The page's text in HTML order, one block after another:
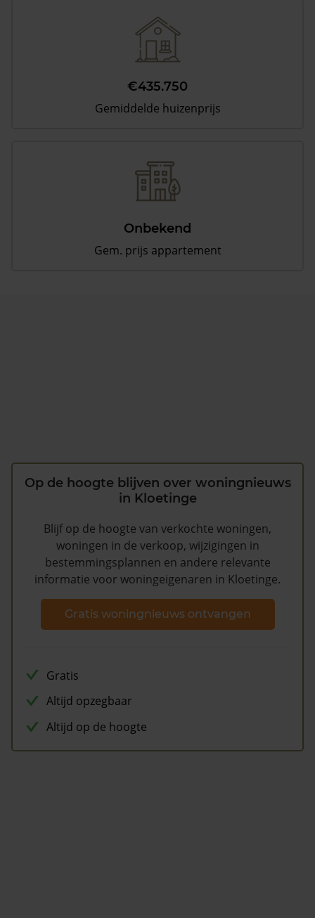
€435.750
Gemiddelde huizenprijs
Onbekend
Gem. prijs appartement
Op de hoogte blijven over woningnieuws
in Kloetinge
Blijf op de hoogte van verkochte woningen,
woningen in de verkoop, wijzigingen in
bestemmingsplannen en andere relevante
informatie voor woningeigenaren in Kloetinge.
Gratis woningnieuws ontvangen
Gratis
Altijd opzegbaar
Altijd op de hoogte